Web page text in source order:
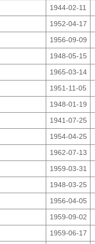
1944-02-11
1952-04-17
1956-09-09
1948-05-15
1965-03-14
1951-11-05
1948-01-19
1941-07-25
1954-04-25
1962-07-13
1959-03-31
1948-03-25
1956-04-05
1959-09-02
1959-06-17